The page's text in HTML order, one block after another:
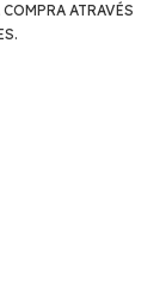
ATRAVÉS